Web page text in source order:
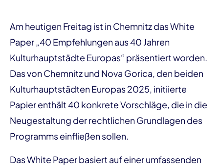
Am heutigen Freitag ist in Chemnitz das White
Paper „40 Empfehlungen aus 40 Jahren
Kulturhauptstädte Europas“ präsentiert worden.
Das von Chemnitz und Nova Gorica, den beiden
Kulturhauptstädten Europas 2025, initiierte
Papier enthält 40 konkrete Vorschläge, die in die
Neugestaltung der rechtlichen Grundlagen des
Programms einfließen sollen.
Das White Paper basiert auf einer umfassenden